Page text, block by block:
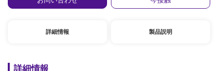
詳細情報 製品説明
詳細情報